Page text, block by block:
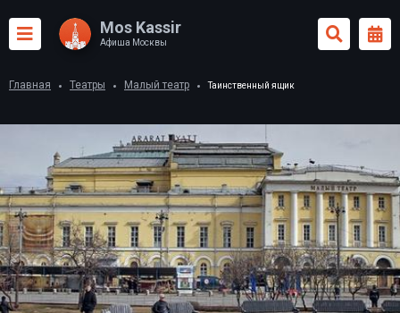
Mos Kassir
Афиша Москвы
Главная Театры Малый театр Таинственный ящик